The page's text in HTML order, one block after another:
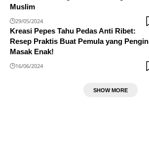
Muslim
29/05/2024
Kreasi Pepes Tahu Pedas Anti Ribet:
Resep Praktis Buat Pemula yang Pengin
Masak Enak!
16/06/2024
SHOW MORE